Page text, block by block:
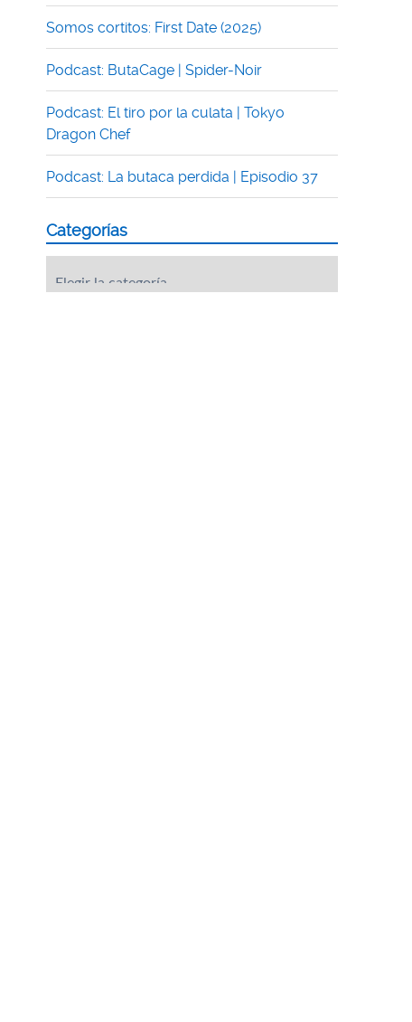
Somos cortitos: First Date (2025)
Podcast: ButaCage | Spider-Noir
Podcast: El tiro por la culata | Tokyo
Dragon Chef
Podcast: La butaca perdida | Episodio 37
Categorías